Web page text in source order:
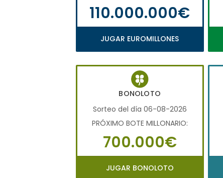
110.000.000€
JUGAR EUROMILLONES
BONOLOTO
Sorteo del día 06-08-2026
PRÓXIMO BOTE MILLONARIO:
700.000€
JUGAR BONOLOTO